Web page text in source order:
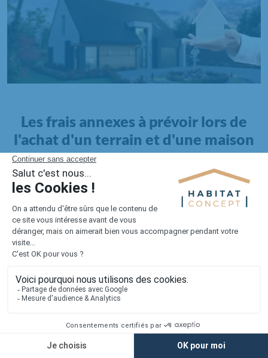
Les frais annexes à prévoir lors de
l'achat d'un terrain et d'une maison
Il faut également intégrer à votre budget, les
pour la maison. Outre l'achat du terrain et la construction, il
faut prendre en compte la viabilisation si elle n'est pas
proposée par le constructeur. Les frais de raccordements et les
taxes éventuelles coûtent entre 5 000 et 15 000 euros selon la
localisation du terrain et son accès.
Quant auxfrais de notaire
Lorsque vous vous tournez vers une maison existante, il sera
nécessaire de faire des travaux de rénovation. Ceux-ci sont
souvent coûteux et doivent être ajoutés au prix de l'achat